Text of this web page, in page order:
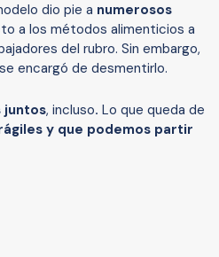
dio pie a numerosos
a los métodos alimenticios a
del rubro. Sin embargo,
encargó de desmentirlo.
juntos, incluso. Lo que queda de
y que podemos partir